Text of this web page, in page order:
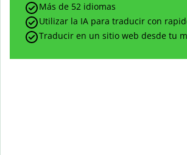
Más de 52 idiomas
Utilizar la IA para traducir con
Traducir en un sitio web desde tu